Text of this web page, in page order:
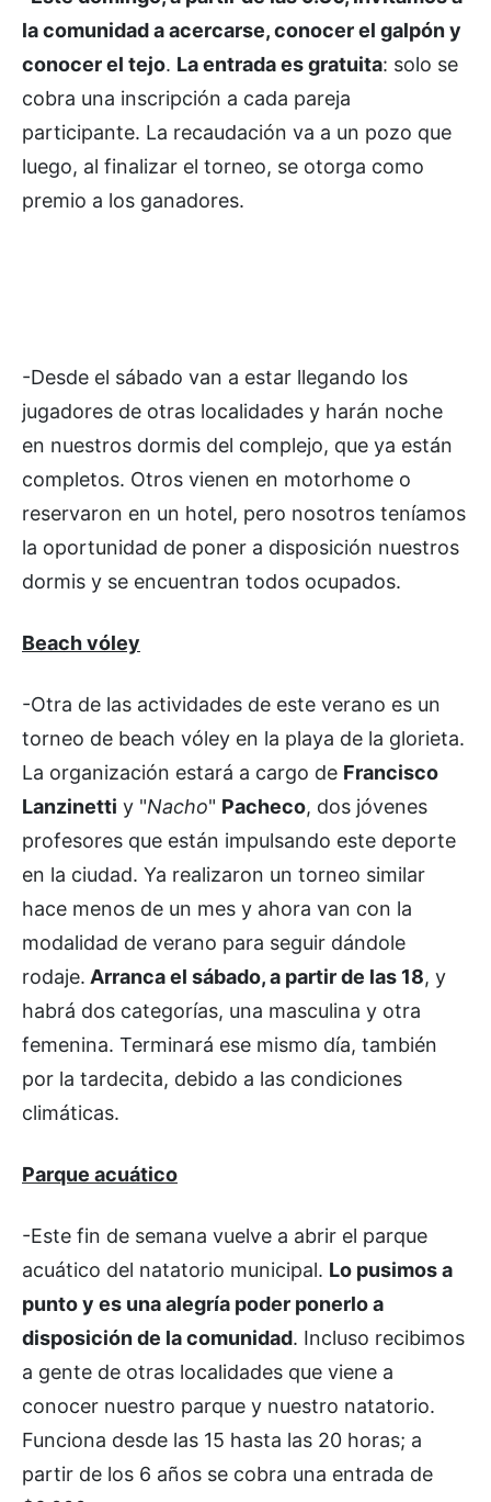
la comunidad a acercarse, conocer el galpón y
conocer el tejo. La entrada es gratuita: solo se
cobra una inscripción a cada pareja
participante. La recaudación va a un pozo que
luego, al finalizar el torneo, se otorga como
premio a los ganadores.
-Desde el sábado van a estar llegando los
jugadores de otras localidades y harán noche
en nuestros dormis del complejo, que ya están
completos. Otros vienen en motorhome o
reservaron en un hotel, pero nosotros teníamos
la oportunidad de poner a disposición nuestros
dormis y se encuentran todos ocupados.
Beach vóley
-Otra de las actividades de este verano es un
torneo de beach vóley en la playa de la glorieta.
La organización estará a cargo de Francisco
Lanzinetti y "Nacho" Pacheco, dos jóvenes
profesores que están impulsando este deporte
en la ciudad. Ya realizaron un torneo similar
hace menos de un mes y ahora van con la
modalidad de verano para seguir dándole
rodaje. Arranca el sábado, a partir de las 18, y
habrá dos categorías, una masculina y otra
femenina. Terminará ese mismo día, también
por la tardecita, debido a las condiciones
climáticas.
Parque acuático
-Este fin de semana vuelve a abrir el parque
acuático del natatorio municipal. Lo pusimos a
punto y es una alegría poder ponerlo a
disposición de la comunidad. Incluso recibimos
a gente de otras localidades que viene a
conocer nuestro parque y nuestro natatorio.
Funciona desde las 15 hasta las 20 horas; a
partir de los 6 años se cobra una entrada de